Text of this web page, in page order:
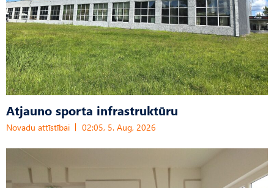
Atjauno sporta infrastruktūru
Novadu attīstībai 02:05, 5. Aug, 2026